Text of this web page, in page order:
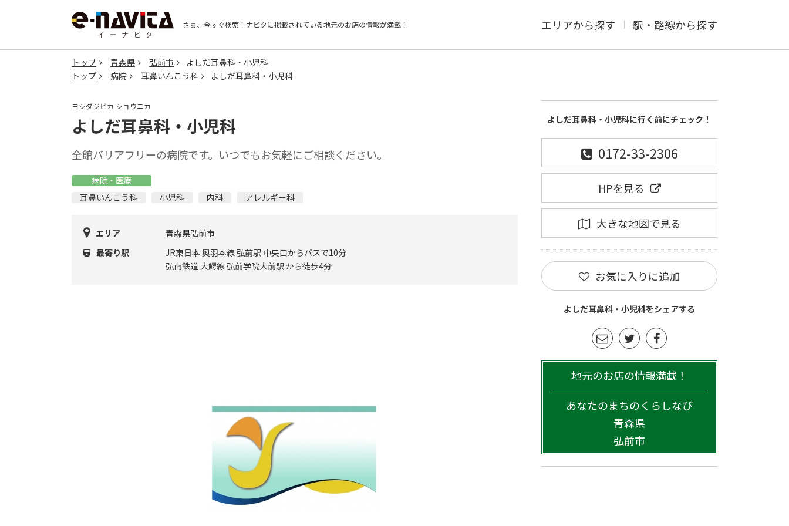
さぁ、今すぐ検索！ ナビタに掲載されている地元のお店の情報が満載！ エリアから探す 駅・路線から探す
トップ 青森県 弘前市
よしだ耳鼻科・小児科
トップ
病院 耳鼻いんこう科 よしだ耳鼻科・小児科
ヨシダジビカ ショウニカ
よしだ耳鼻科・小児科
全館バリアフリーの病院です。いつでもお気軽にご相談ください。
病院・医療
耳鼻いんこう科
小児科 内科 アレルギー科
エリア
青森県弘前市
最寄り駅
JR東日本 奥羽本線 弘前駅 中央口からバスで10分
弘南鉄道 大鰐線 弘前学院大前駅 から徒歩4分
よしだ耳鼻科・小児科に行く前にチェック！
0172-33-2306
HPを見る
大きな地図で見る
お気に入りに追加
よしだ耳鼻科・小児科をシェアする
地元のお店の情報満載！
あなたのまちのくらしなび
青森県
弘前市